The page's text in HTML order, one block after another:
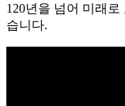
120년을 넘어 미래
습니다.